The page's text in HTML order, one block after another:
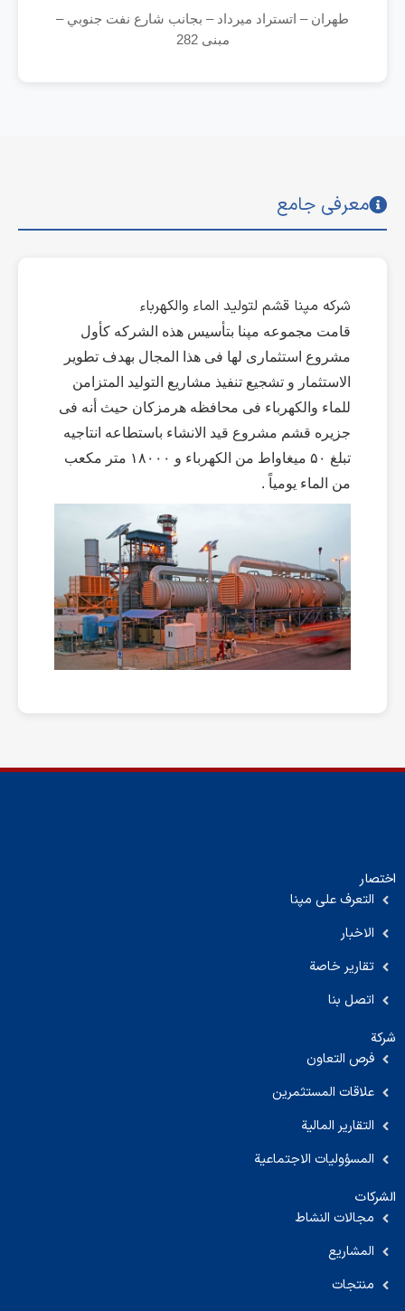
طهران – اتستراد ميرداد – بجانب شارع نفت جنوبي –
مبنى 282
معرفی جامع
شرکه مپنا قشم لتولید الماء والکهرباء
قامت مجموعه مپنا بتأسیس هذه الشرکه کأول
مشروع استثماری لها فی هذا المجال بهدف تطویر
الاستثمار و تشجیع تنفیذ مشاریع التولید المتزامن
للماء والکهرباء فی محافظه هرمزکان حیث أنه فی
جزیره قشم مشروع قید الانشاء باستطاعه انتاجیه
تبلغ ۵۰ میغاواط من الکهرباء و ۱۸۰۰۰ متر مکعب
من الماء یومیاً .
اختصار
التعرف على مپنا
الاخبار
تقارير خاصة
اتصل بنا
شركة
فرص التعاون
علاقات المستثمرين
التقارير المالية
المسؤوليات الاجتماعية
الشركات
مجالات النشاط
المشاريع
منتجات